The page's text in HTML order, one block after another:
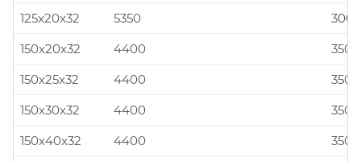
125x20x32
5350
150x20x32
4400
150x25x32
4400
150x30x32
4400
150x40x32
4400